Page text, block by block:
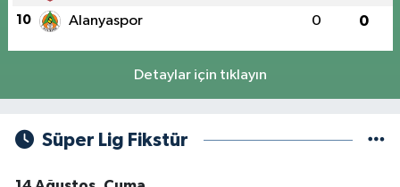
10 Alanyaspor 0 0
Detaylar için tıklayın
Süper Lig Fikstür